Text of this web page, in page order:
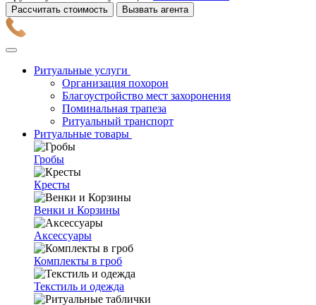
Рассчитать стоимость Вызвать агента
Ритуальные услуги
Организация похорон
Благоустройство мест захоронения
Поминальная трапеза
Ритуальный транспорт
Ритуальные товары
Гробы
Кресты
Венки и Корзины
Аксессуары
Комплекты в гроб
Текстиль и одежда